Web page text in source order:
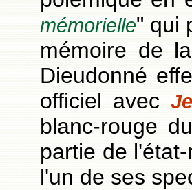
mémorielle" qui
mémoire de
Dieudonné
officiel avec
blanc-rouge
partie de
l'un de ses